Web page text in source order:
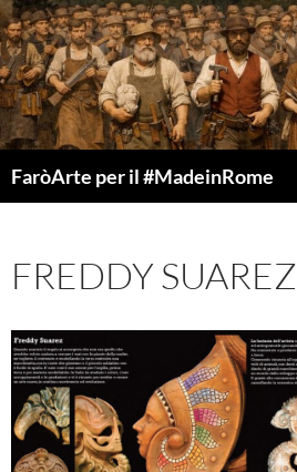
Vai
al
contenuto
FaròArte per il #MadeinRome
FREDDY SUAREZ